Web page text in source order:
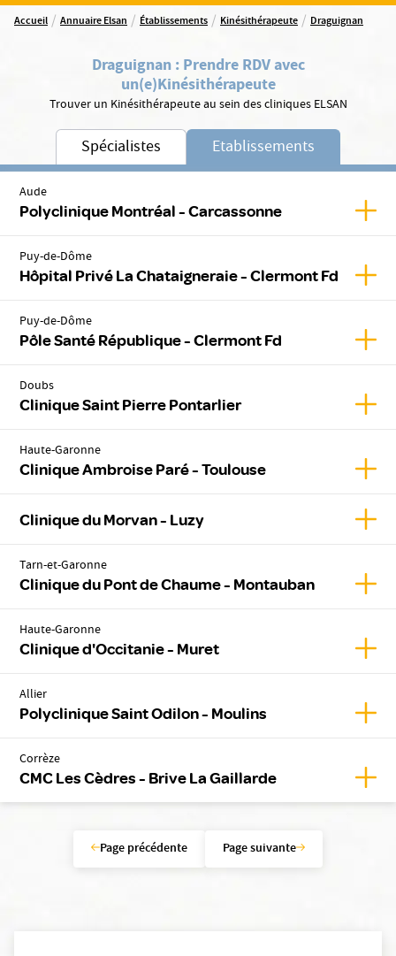
Accueil / Annuaire Elsan / Établissements / Kinésithérapeute / Draguignan
Draguignan: Prendre RDV avec
un(e)Kinésithérapeute
Trouver un Kinésithérapeute au sein des cliniques ELSAN
Spécialistes Etablissements
Aude
Polyclinique Montréal - Carcassonne
Puy-de-Dôme
Hôpital Privé La Chataigneraie - Clermont Fd
Puy-de-Dôme
Pôle Santé République - Clermont Fd
Doubs
Clinique Saint Pierre Pontarlier
Haute-Garonne
Clinique Ambroise Paré - Toulouse
Clinique du Morvan - Luzy
Tarn-et-Garonne
Clinique du Pont de Chaume - Montauban
Haute-Garonne
Clinique d'Occitanie - Muret
Allier
Polyclinique Saint Odilon - Moulins
Corrèze
CMC Les Cèdres - Brive La Gaillarde
Page précédente Page suivante